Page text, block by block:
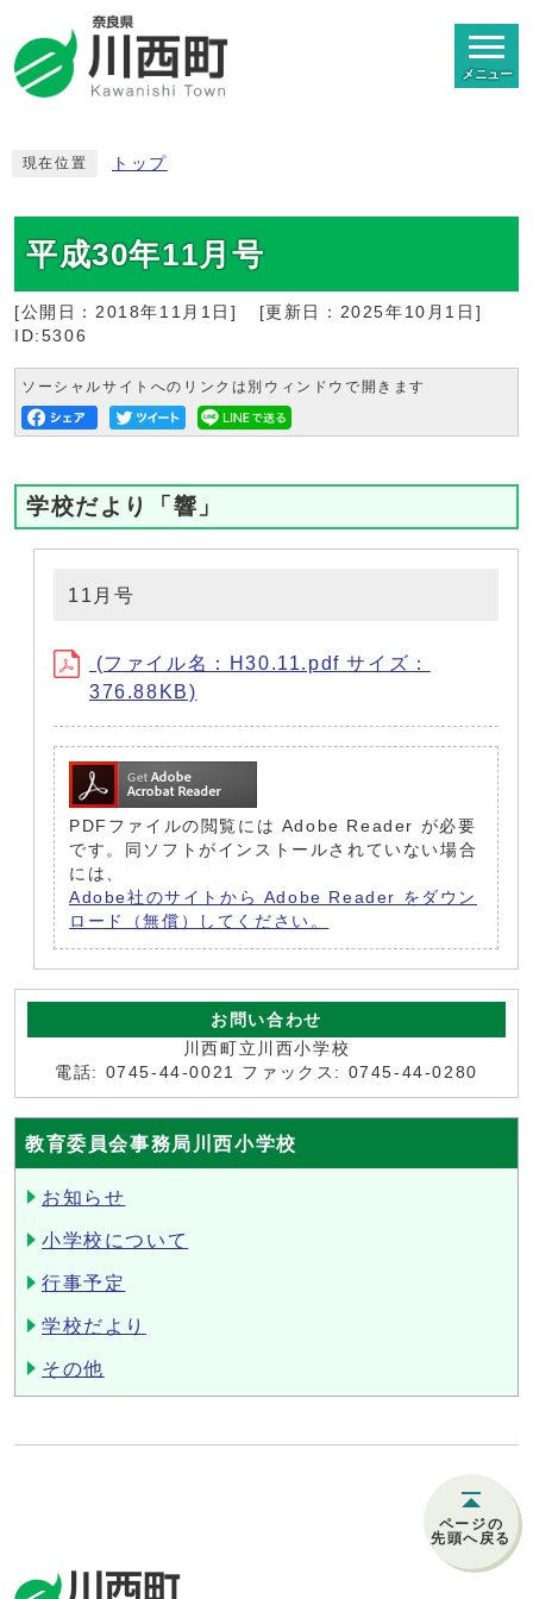
メニュー
現在位置 トップ
平成30年11月号
[公開日： 2018年11月1日 ] [更新日： 2025年10月1日 ]
ID:5306
ソーシャルサイトへのリンクは別ウィンドウで開きます
学校だより「響」
11月号
(ファイル名：H30.11.pdf サイズ：
376.88KB)
PDFファイルの閲覧には Adobe Reader が必要
です。同ソフトがインストールされていない場合
には、
Adobe社のサイトから Adobe Reader をダウン
ロード（無償）してください。
お問い合わせ
川西町立川西小学校
電話: 0745-44-0021 ファックス: 0745-44-0280
教育委員会事務局川西小学校
お知らせ
小学校について
行事予定
学校だより
その他
ページの
先頭へ戻る